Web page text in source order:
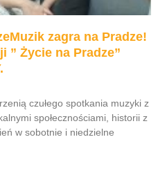
zagra na Pradze!
” Życie na Pradze”
czułego spotkania muzyki z
społecznościami, historii z
w sobotnie i niedzielne